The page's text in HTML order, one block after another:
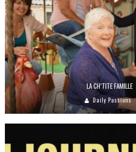
LA CH’TITE FAMILLE
Daily Passions